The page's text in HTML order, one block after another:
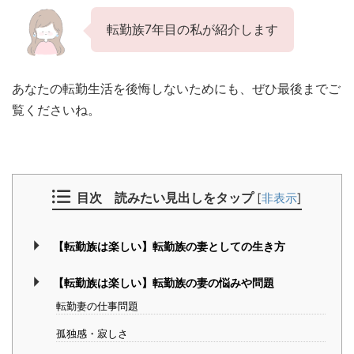
転勤族7年目の私が紹介します
あなたの転勤生活を後悔しないためにも、ぜひ最後までご
覧くださいね。
目次 読みたい見出しをタップ [非表示]
【転勤族は楽しい】転勤族の妻としての生き方
【転勤族は楽しい】転勤族の妻の悩みや問題
転勤妻の仕事問題
孤独感・寂しさ